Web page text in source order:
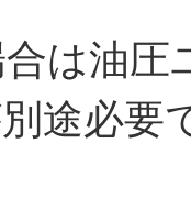
は油圧
途必要